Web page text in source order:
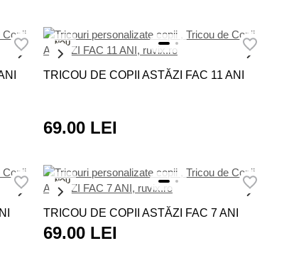
NOU
TRICOU DE COPII ASTĂZI FAC 11 ANI
69.00 LEI
NOU
TRICOU DE COPII ASTĂZI FAC 7 ANI
69.00 LEI